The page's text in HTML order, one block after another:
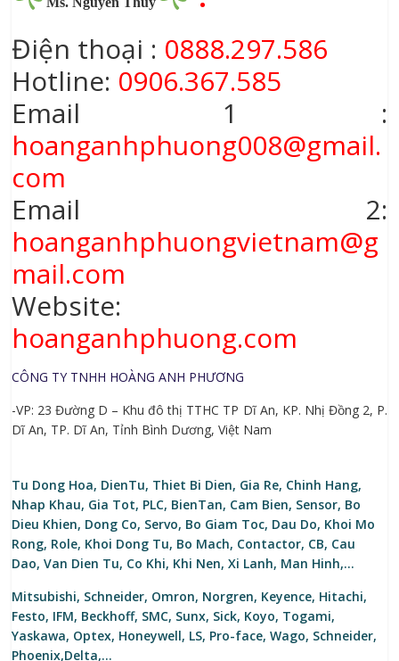
Điện thoại : 0888.297.586
Hotline: 0906.367.585
Email 1 :
hoanganhphuong008@gmail.
com
Email 2:
hoanganhphuongvietnam@g
mail.com
Website:
hoanganhphuong.com
CÔNG TY TNHH HOÀNG ANH PHƯƠNG
-VP: 23 Đường D – Khu đô thị TTHC TP Dĩ An, KP. Nhị Đồng 2, P.
Dĩ An, TP. Dĩ An, Tỉnh Bình Dương, Việt Nam
Tu Dong Hoa, DienTu, Thiet Bi Dien, Gia Re, Chinh Hang,
Nhap Khau, Gia Tot, PLC, BienTan, Cam Bien, Sensor, Bo
Dieu Khien, Dong Co, Servo, Bo Giam Toc, Dau Do, Khoi Mo
Rong, Role, Khoi Dong Tu, Bo Mach, Contactor, CB, Cau
Dao, Van Dien Tu, Co Khi, Khi Nen, Xi Lanh, Man Hinh,…
Mitsubishi, Schneider, Omron, Norgren, Keyence, Hitachi,
Festo, IFM, Beckhoff, SMC, Sunx, Sick, Koyo, Togami,
Yaskawa, Optex, Honeywell, LS, Pro-face, Wago, Schneider,
Phoenix,Delta,…